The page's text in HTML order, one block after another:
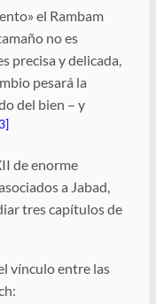
el Rambam
no es
precisa y delicada,
pesará la
del bien – y
de enorme
a Jabad,
tres capítulos de
vínculo entre las